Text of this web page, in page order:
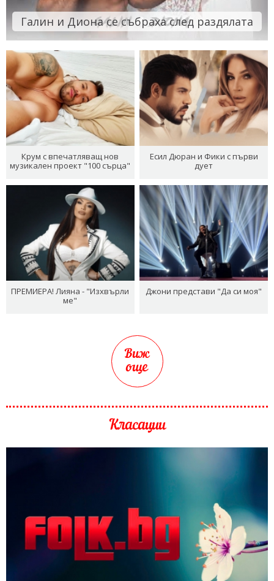
Галин и Диона се събраха след раздялата
Крум с впечатляващ нов
музикален проект "100 сърца"
Есил Дюран и Фики с първи
дует
ПРЕМИЕРА! Лияна - "Изхвърли
ме"
Джони представи "Да си моя"
Виж
още
Класации